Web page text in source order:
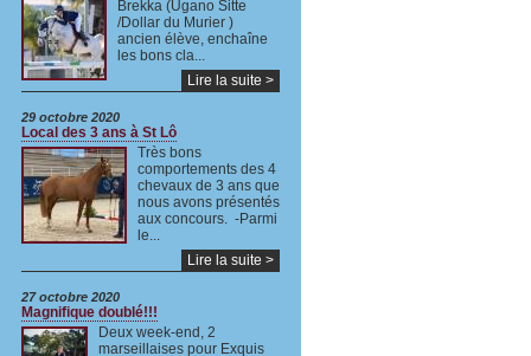
Brekka (Ugano Sitte
/Dollar du Murier )
ancien élève, enchaîne
les bons cla...
Lire la suite >
29 octobre 2020
Local des 3 ans à St Lô
Très bons
comportements des 4
chevaux de 3 ans que
nous avons présentés
aux concours. -Parmi
le...
Lire la suite >
27 octobre 2020
Magnifique doublé!!!
Deux week-end, 2
marseillaises pour Exquis